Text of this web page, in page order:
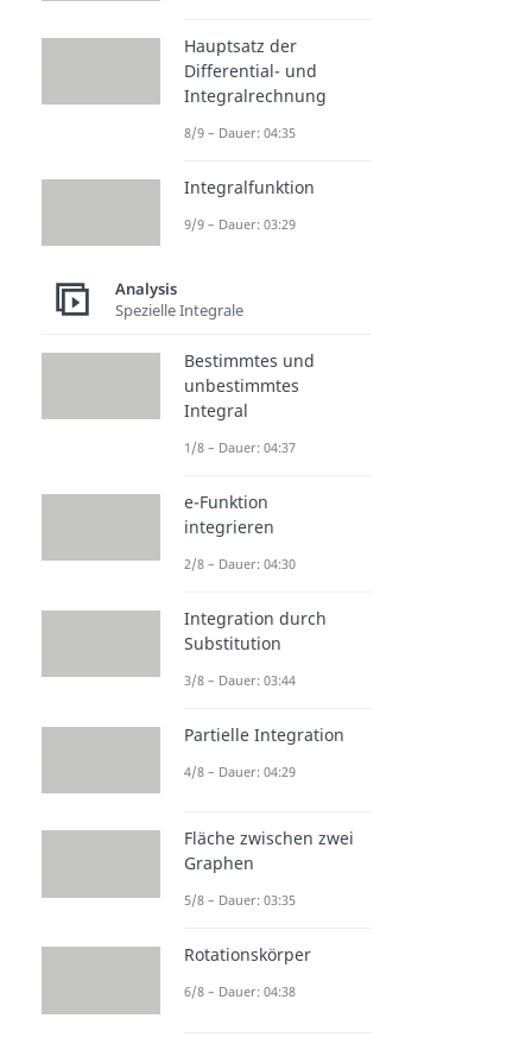
Hauptsatz der
Differential- und
Integralrechnung
8/9 – Dauer: 04:35
Integralfunktion
9/9 – Dauer: 03:29
Analysis
Spezielle Integrale
Bestimmtes und
unbestimmtes
Integral
1/8 – Dauer: 04:37
e-Funktion
integrieren
2/8 – Dauer: 04:30
Integration durch
Substitution
3/8 – Dauer: 03:44
Partielle Integration
4/8 – Dauer: 04:29
Fläche zwischen zwei
Graphen
5/8 – Dauer: 03:35
Rotationskörper
6/8 – Dauer: 04:38